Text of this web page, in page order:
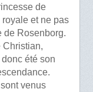
de
royale et ne pas
de Rosenborg.
Christian,
été son
venus